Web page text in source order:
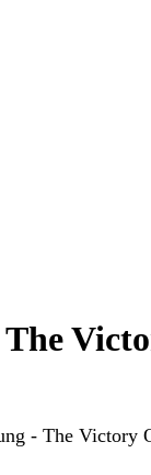
- The Victory